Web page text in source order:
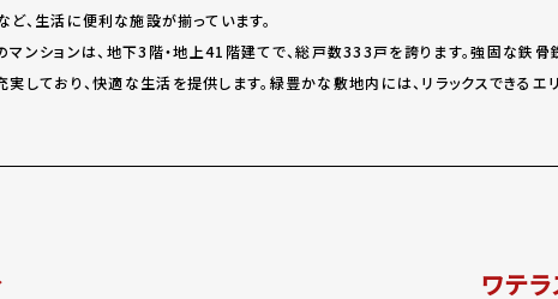
ど、生活に便利な施設が揃っています。
ンションは、地下3階・地上41階建てで、総戸数333戸を誇ります。強固な鉄骨
しており、快適な生活を提供します。緑豊かな敷地内には、リラックスできるエ
ワテ